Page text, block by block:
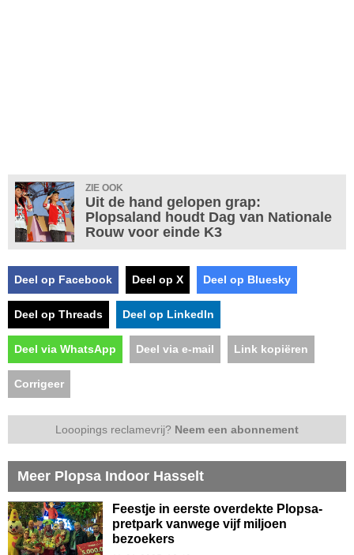
ZIE OOK
Uit de hand gelopen grap:
Plopsaland houdt Dag van Nationale
Rouw voor einde K3
Deel op Facebook Deel op X Deel op Bluesky
Deel op Threads Deel op LinkedIn
Deel via WhatsApp Deel via e-mail Link kopiëren
Corrigeer
Looopings reclamevrij? Neem een abonnement
Meer Plopsa Indoor Hasselt
Feestje in eerste overdekte Plopsa-
pretpark vanwege vijf miljoen
bezoekers